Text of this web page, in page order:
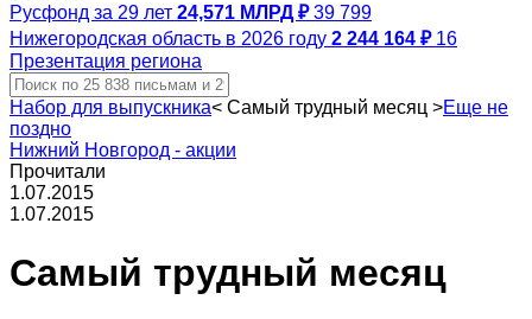
Русфонд за 29 лет 24,571 МЛРД ₽ 39 799
Нижегородская область в 2026 году 2 244 164 ₽ 16
Презентация региона
Набор для выпускника< Самый трудный месяц >Еще не
поздно
Нижний Новгород - акции
Прочитали
1.07.2015
1.07.2015
Самый трудный месяц